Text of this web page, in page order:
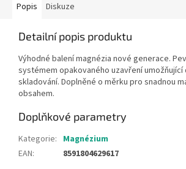
Popis Diskuze
Detailní popis produktu
Výhodné balení magnézia nové generace.
systémem opakovaného uzavření
skladování. Doplněné o měrku pro snadnou
obsahem.
Doplňkové parametry
Kategorie: Magnézium
EAN: 8591804629617